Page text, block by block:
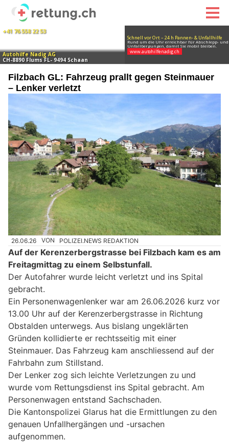
Filzbach GL: Fahrzeug prallt gegen Steinmauer
– Lenker verletzt
26.06.26 VON POLIZEI.NEWS REDAKTION
Auf der Kerenzerbergstrasse bei Filzbach kam es am
Freitagmittag zu einem Selbstunfall.
Der Autofahrer wurde leicht verletzt und ins Spital
gebracht.
Ein Personenwagenlenker war am 26.06.2026 kurz vor
13.00 Uhr auf der Kerenzerbergstrasse in Richtung
Obstalden unterwegs. Aus bislang ungeklärten
Gründen kollidierte er rechtsseitig mit einer
Steinmauer. Das Fahrzeug kam anschliessend auf der
Fahrbahn zum Stillstand.
Der Lenker zog sich leichte Verletzungen zu und
wurde vom Rettungsdienst ins Spital gebracht. Am
Personenwagen entstand Sachschaden.
Die Kantonspolizei Glarus hat die Ermittlungen zu den
genauen Unfallhergängen und -ursachen
aufgenommen.